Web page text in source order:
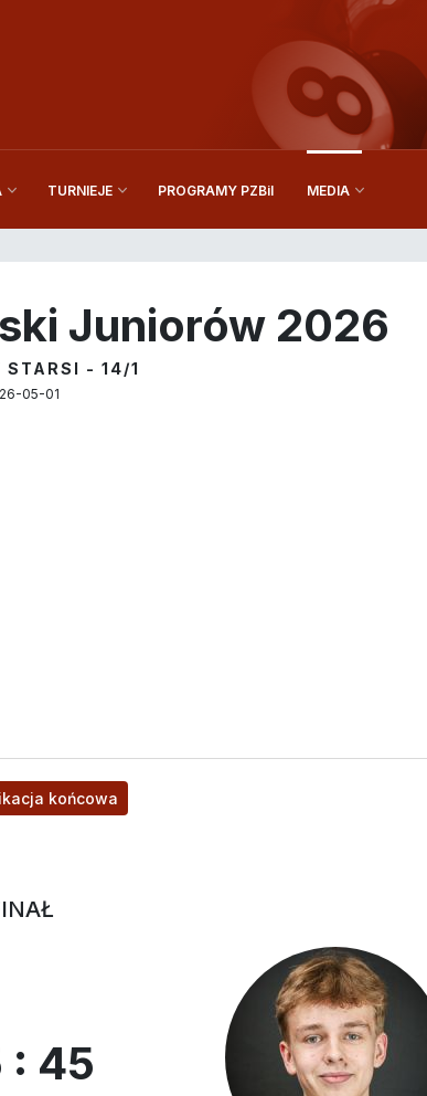
TURNIEJE PROGRAMY PZBil MEDIA
Juniorów 2026
STARSI - 14/1
05-01
końcowa
: 45